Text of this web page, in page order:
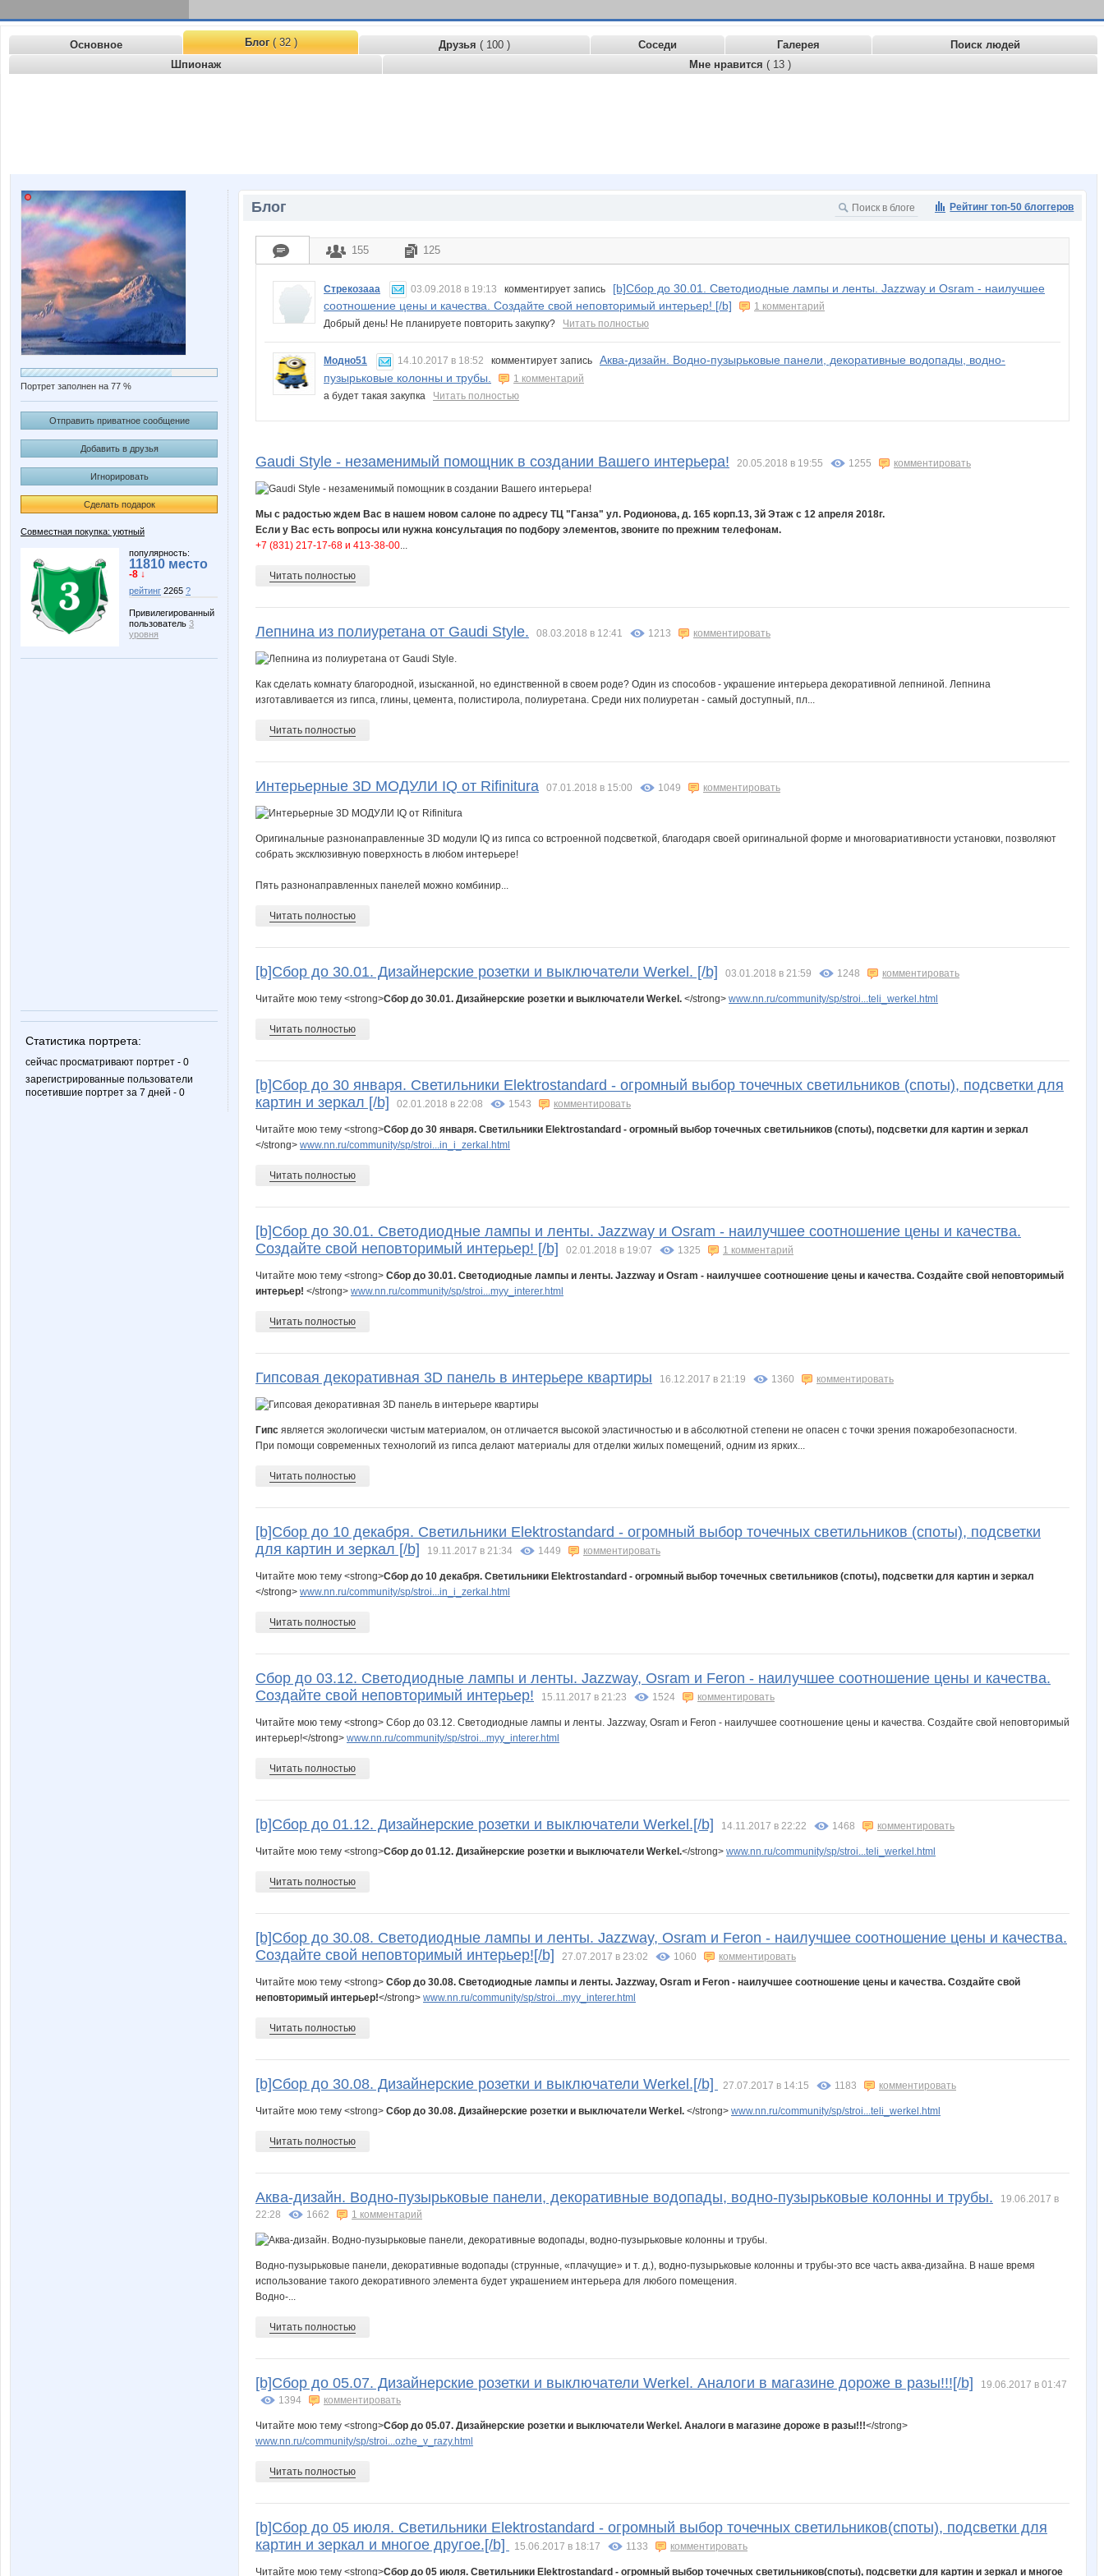
Основное Блог( 32 ) Друзья ( 100 ) Соседи Галерея
Поиск людей
Шпионаж
Мне нравится ( 13 )
Портрет заполнен на 77 %
Отправить приватное сообщение
Добавить в друзья
Игнорировать
Сделать подарок
Совместная покупка: уютный
популярность:
11810 место
-8 ↓
рейтинг 2265 ?
Привилегированный
пользователь 3
уровня
Статистика портрета:
сейчас просматривают портрет - 0
зарегистрированные пользователи
посетившие портрет за 7 дней - 0
Рейтинг топ-50 блоггеров
Блог
155 125
Стрекозааа 03.09.2018 в 19:13 комментирует запись [b]Сбор до 30.01. Светодиодные лампы и ленты. Jazzway и Osram - наилучшее
соотношение цены и качества. Создайте свой неповторимый интерьер! [/b]
1 комментарий
Добрый день! Не планируете повторить закупку? Читать полностью
Модно51 14.10.2017 в 18:52 комментирует запись Аква-дизайн. Водно-пузырьковые панели, декоративные водопады, водно-
пузырьковые колонны и трубы.
1 комментарий
а будет такая закупка Читать полностью
Gaudi Style - незаменимый помощник в создании Вашего интерьера! 20.05.2018 в 19:55 1255 комментировать
Мы с радостью ждем Вас в нашем новом салоне по адресу ТЦ "Ганза" ул. Родионова, д. 165 корп.13, 3й Этаж с 12 апреля 2018г.
Если у Вас есть вопросы или нужна консультация по подбору элементов, звоните по прежним телефонам.
+7 (831) 217-17-68 и 413-38-00
Читать полностью
Лепнина из полиуретана от Gaudi Style. 08.03.2018 в 12:41 1213 комментировать
Как сделать комнату благородной, изысканной, но единственной в своем роде? Один из способов - украшение интерьера декоративной лепниной. Лепнина
изготавливается из гипса, глины, цемента, полистирола, полиуретана. Среди них полиуретан - самый доступный, пл...
Читать полностью
Интерьерные 3D МОДУЛИ IQ от Rifinitura 07.01.2018 в 15:00 1049 комментировать
Оригинальные разнонаправленные 3D модули IQ из гипса со встроенной подсветкой, благодаря своей оригинальной форме и многовариативности установки, позволяют
собрать эксклюзивную поверхность в любом интерьере!
Пять разнонаправленных панелей можно комбинир...
Читать полностью
[b]Сбор до 30.01. Дизайнерские розетки и выключатели Werkel. [/b] 03.01.2018 в 21:59 1248 комментировать
Читайте мою тему <strong>Сбор до 30.01. Дизайнерские розетки и выключатели Werkel. </strong> www.nn.ru/community/sp/stroi...teli_werkel.html
Читать полностью
[b]Сбор до 30 января. Светильники Elektrostandard - огромный выбор точечных светильников (споты), подсветки для
картин и зеркал [/b]
02.01.2018 в 22:08 1543 комментировать
Читайте мою тему <strong>Сбор до 30 января. Светильники Elektrostandard - огромный выбор точечных светильников (споты), подсветки для картин и зеркал
</strong> www.nn.ru/community/sp/stroi...in_i_zerkal.html
Читать полностью
[b]Сбор до 30.01. Светодиодные лампы и ленты. Jazzway и Osram - наилучшее соотношение цены и качества.
Создайте свой неповторимый интерьер! [/b]
02.01.2018 в 19:07 1325 1 комментарий
Читайте мою тему <strong> Сбор до 30.01. Светодиодные лампы и ленты. Jazzway и Osram - наилучшее соотношение цены и качества. Создайте свой неповторимый
интерьер! </strong> www.nn.ru/community/sp/stroi...myy_interer.html
Читать полностью
Гипсовая декоративная 3D панель в интерьере квартиры 16.12.2017 в 21:19 1360 комментировать
Гипс является экологически чистым материалом, он отличается высокой эластичностью и в абсолютной степени не опасен с точки зрения пожаробезопасности.
При помощи современных технологий из гипса делают материалы для отделки жилых помещений, одним из ярких...
Читать полностью
[b]Сбор до 10 декабря. Светильники Elektrostandard - огромный выбор точечных светильников (споты), подсветки
для картин и зеркал [/b]
19.11.2017 в 21:34 1449 комментировать
Читайте мою тему <strong>Сбор до 10 декабря. Светильники Elektrostandard - огромный выбор точечных светильников (споты), подсветки для картин и зеркал
</strong> www.nn.ru/community/sp/stroi...in_i_zerkal.html
Читать полностью
Сбор до 03.12. Светодиодные лампы и ленты. Jazzway, Osram и Feron - наилучшее соотношение цены и качества.
Создайте свой неповторимый интерьер!
15.11.2017 в 21:23 1524 комментировать
Читайте мою тему <strong> Сбор до 03.12. Светодиодные лампы и ленты. Jazzway, Osram и Feron - наилучшее соотношение цены и качества. Создайте свой неповторимый
интерьер!</strong> www.nn.ru/community/sp/stroi...myy_interer.html
Читать полностью
[b]Сбор до 01.12. Дизайнерские розетки и выключатели Werkel.[/b] 14.11.2017 в 22:22 1468 комментировать
Читайте мою тему <strong>Сбор до 01.12. Дизайнерские розетки и выключатели Werkel.</strong> www.nn.ru/community/sp/stroi...teli_werkel.html
Читать полностью
[b]Сбор до 30.08. Светодиодные лампы и ленты. Jazzway, Osram и Feron - наилучшее соотношение цены и качества.
Создайте свой неповторимый интерьер![/b]
27.07.2017 в 23:02 1060 комментировать
Читайте мою тему <strong> Сбор до 30.08. Светодиодные лампы и ленты. Jazzway, Osram и Feron - наилучшее соотношение цены и качества. Создайте свой
неповторимый интерьер!</strong> www.nn.ru/community/sp/stroi...myy_interer.html
Читать полностью
[b]Сбор до 30.08. Дизайнерские розетки и выключатели Werkel.[/b] 27.07.2017 в 14:15 1183 комментировать
Читайте мою тему <strong> Сбор до 30.08. Дизайнерские розетки и выключатели Werkel. </strong> www.nn.ru/community/sp/stroi...teli_werkel.html
Читать полностью
Аква-дизайн. Водно-пузырьковые панели, декоративные водопады, водно-пузырьковые колонны и трубы.
19.06.2017 в
22:28
1662 1 комментарий
Водно-пузырьковые панели, декоративные водопады (струнные, «плачущие» и т. д.), водно-пузырьковые колонны и трубы-это все часть аква-дизайна. В наше время
использование такого декоративного элемента будет украшением интерьера для любого помещения.
Водно-...
Читать полностью
[b]Сбор до 05.07. Дизайнерские розетки и выключатели Werkel. Аналоги в магазине дороже в разы!!![/b]
19.06.2017 в 01:47
1394
комментировать
Читайте мою тему <strong>Сбор до 05.07. Дизайнерские розетки и выключатели Werkel. Аналоги в магазине дороже в разы!!!</strong>
www.nn.ru/community/sp/stroi...ozhe_v_razy.html
Читать полностью
[b]Сбор до 05 июля. Светильники Elektrostandard - огромный выбор точечных светильников(споты), подсветки для
картин и зеркал и многое другое.[/b]
15.06.2017 в 18:17 1133 комментировать
Читайте мою тему <strong>Сбор до 05 июля. Светильники Elektrostandard - огромный выбор точечных светильников(споты), подсветки для картин и зеркал и многое